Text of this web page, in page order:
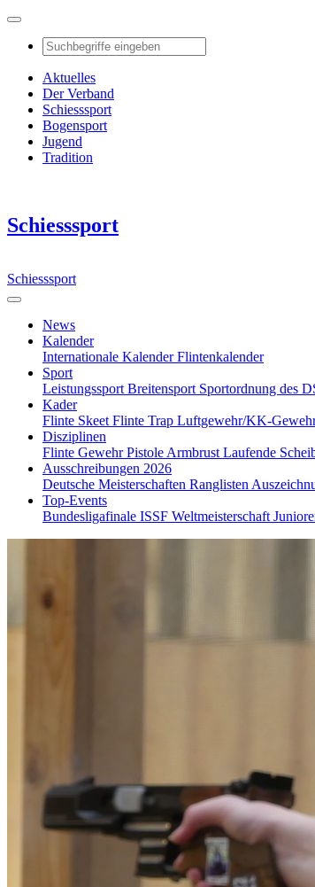
Aktuelles
Der Verband
Schiesssport
Bogensport
Jugend
Tradition
Schiesssport
Schiesssport
News
Kalender
Internationale KalenderFlintenkalender
Sport
Leistungssport Breitensport Sportordnung des
Kader
Flinte Skeet Flinte Trap Luftgewehr/KK-
Disziplinen
Flinte GewehrPistole Armbrust Laufende
Ausschreibungen 2026
Deutsche Meisterschaften Ranglisten
Top-Events
Bundesligafinale ISSF Weltmeisterschaft